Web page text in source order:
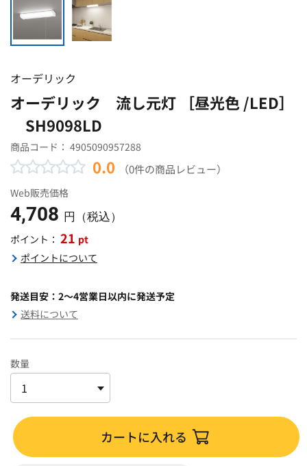
オーデリック
オーデリック 流し元灯 ［昼光色 /LED］
SH9098LD
商品コード： 4905090957288
0.0 （0件の商品レビュー）
Web販売価格
4,708 円（税込）
ポイント： 21 pt
ポイントについて
発送目安：2～4営業日以内に発送予定
送料について
数量
カートに入れる